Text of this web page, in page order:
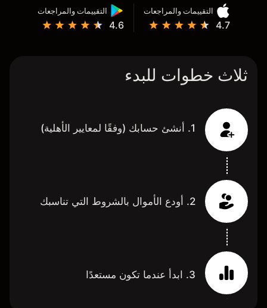
التقييمات والمراجعات
4.7
التقييمات والمراجعات
4.6
ثلاث خطوات للبدء
1. أنشئ حسابك (وفقًا لمعايير الأهلية)
2. أودع الأموال بالشروط التي تناسبك
3. ابدأ عندما تكون مستعدًا